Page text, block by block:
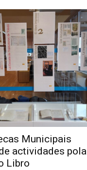
Municipais
actividades pola
Libro